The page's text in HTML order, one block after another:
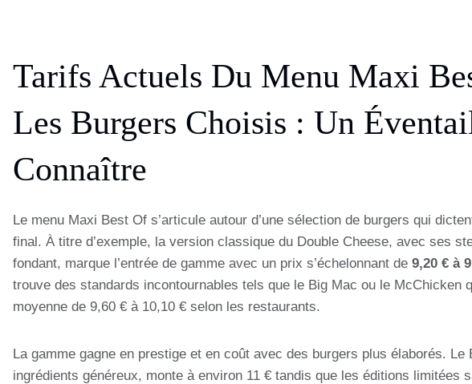
Tarifs Actuels Du Menu Maxi
Les Burgers Choisis : Un
Connaître
Le menu Maxi Best Of s’articule autour d’une sélection de burgers qui
final. À titre d’exemple, la version classique du Double Cheese, avec ses
fondant, marque l’entrée de gamme avec un prix s’échelonnant de 9,20 € à
trouve des standards incontournables tels que le Big Mac ou le McChicken
moyenne de 9,60 € à 10,10 € selon les restaurants.
La gamme gagne en prestige et en coût avec des burgers plus élaborés. Le
ingrédients généreux, monte à environ 11 € tandis que les éditions limitées